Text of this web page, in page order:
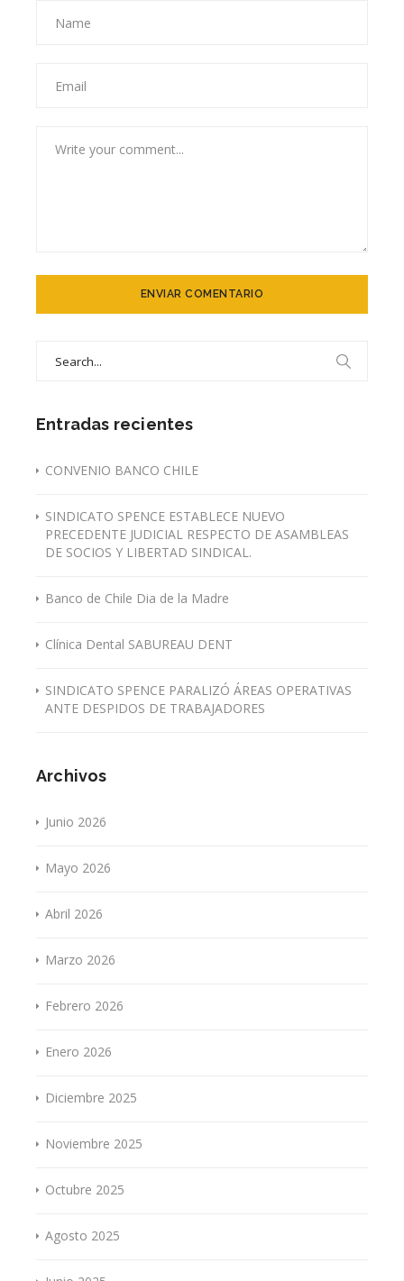
Entradas recientes
CONVENIO BANCO CHILE
SINDICATO SPENCE ESTABLECE NUEVO
PRECEDENTE JUDICIAL RESPECTO DE ASAMBLEAS
DE SOCIOS Y LIBERTAD SINDICAL.
Banco de Chile Dia de la Madre
Clínica Dental SABUREAU DENT
SINDICATO SPENCE PARALIZÓ ÁREAS OPERATIVAS
ANTE DESPIDOS DE TRABAJADORES
Archivos
Junio 2026
Mayo 2026
Abril 2026
Marzo 2026
Febrero 2026
Enero 2026
Diciembre 2025
Noviembre 2025
Octubre 2025
Agosto 2025